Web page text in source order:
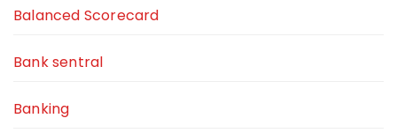
Balanced Scorecard
Bank sentral
Banking